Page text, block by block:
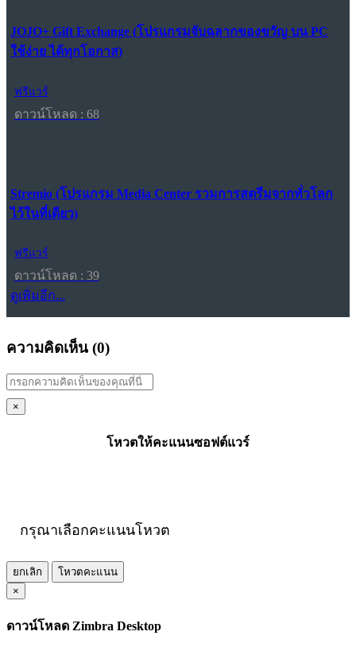
JOJO+ Gift Exchange (โปรแกรมจับฉลากของขวัญ บน PC
ใช้ง่าย ได้ทุกโอกาส)
ฟรีแวร์
ดาวน์โหลด : 68
Stremio (โปรแกรม Media Center รวมการสตรีมจากทั่วโลก
ไว้ในที่เดียว)
ฟรีแวร์
ดาวน์โหลด : 39
ดูเพิ่มอีก...
ความคิดเห็น (0)
×
โหวตให้คะแนนซอฟต์แวร์
กรุณาเลือกคะแนนโหวต
ยกเลิก
โหวตคะแนน
×
ดาวน์โหลด Zimbra Desktop